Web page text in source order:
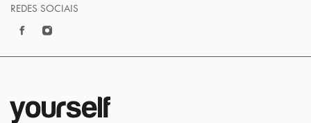
REDES SOCIAIS